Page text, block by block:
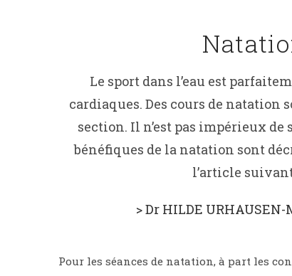
Le sport dans l’eau est
cardiaques. Des cours de natation
section. Il n’est pas impérieux de
bénéfiques de la natation sont
l’article
> Dr HILDE URHAUSEN-
Pour les séances de natation, à part les